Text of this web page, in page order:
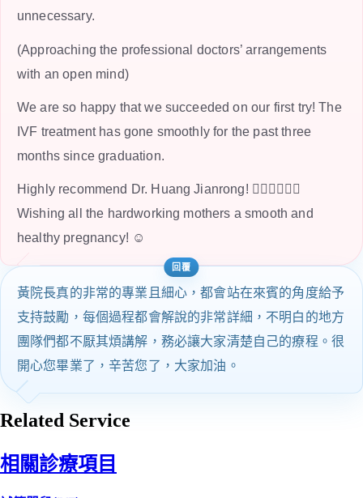
unnecessary.
(Approaching the professional doctors’ arrangements
with an open mind)
We are so happy that we succeeded on our first try! The
IVF treatment has gone smoothly for the past three
months since graduation.
Highly recommend Dr. Huang Jianrong! 👍🏻👍🏻👍🏻
Wishing all the hardworking mothers a smooth and
healthy pregnancy! ☺️
黃院長真的非常的專業且細心，都會站在來賓的角度給予
支持鼓勵，每個過程都會解說的非常詳細，不明白的地方
團隊們都不厭其煩講解，務必讓大家清楚自己的療程。很
開心您畢業了，辛苦您了，大家加油。
Related Service
相關診療項目